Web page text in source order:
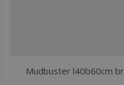
Mudbuster l40b60cm